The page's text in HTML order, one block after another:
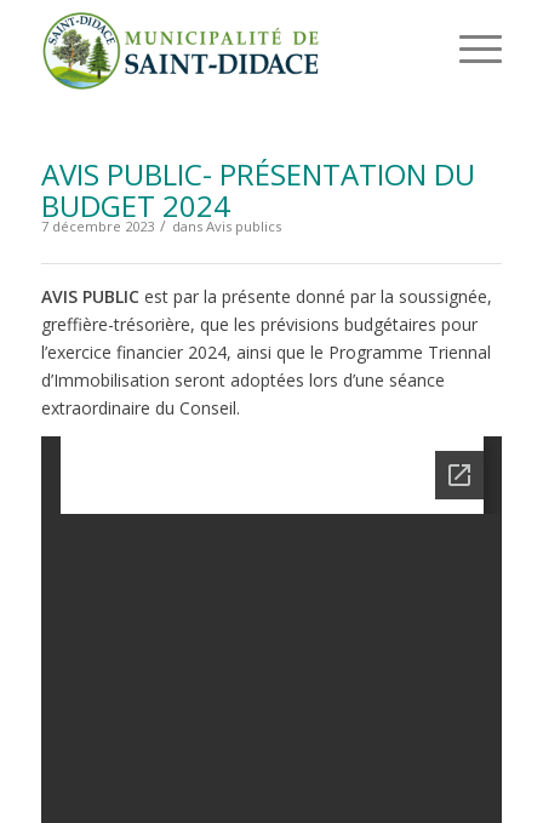
AVIS PUBLIC- PRÉSENTATION DU
BUDGET 2024
7 décembre 2023 / dans Avis publics
AVIS PUBLICest par la présente donné par la soussignée,
greffière-trésorière, que les prévisions budgétaires pour
l’exercice financier 2024, ainsi que le Programme Triennal
d’Immobilisation seront adoptées lors d’une séance
extraordinaire du Conseil.